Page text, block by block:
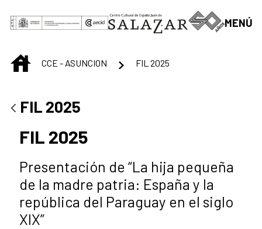
Saltar al contenido principal
MENÚ
INICIOCCE - ASUNCION FIL 2025
FIL 2025
FIL 2025
Presentación de “La hija pequeña
de la madre patria: España y la
república del Paraguay en el siglo
XIX”